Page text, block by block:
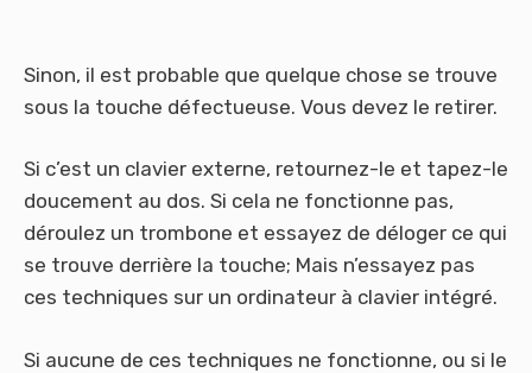
Sinon, il est probable que quelque chose se trouve
sous la touche défectueuse. Vous devez le retirer.
Si c’est un clavier externe, retournez-le et tapez-le
doucement au dos. Si cela ne fonctionne pas,
déroulez un trombone et essayez de déloger ce qui
se trouve derrière la touche; Mais n’essayez pas
ces techniques sur un ordinateur à clavier intégré.
Si aucune de ces techniques ne fonctionne, ou si le